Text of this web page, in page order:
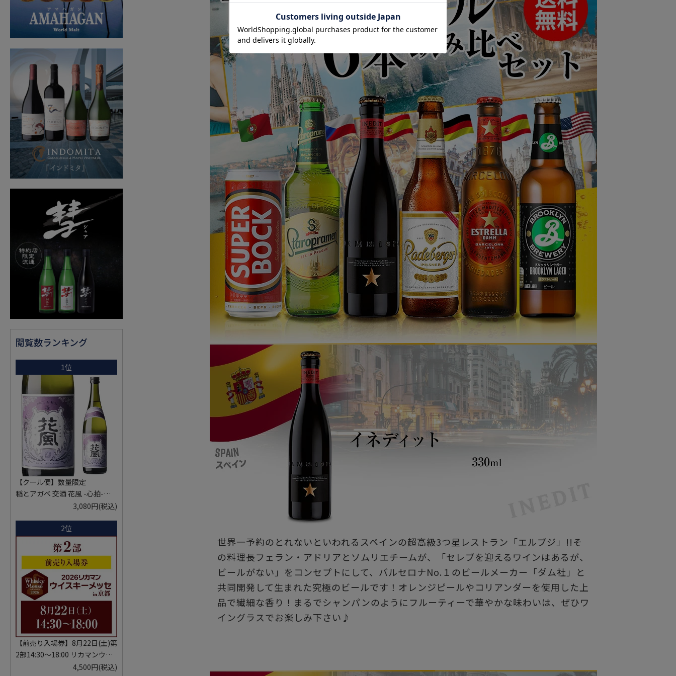
閲覧数ランキング
1位
【クール便】数量限定
稲とアガベ 交酒 花風 -心拍-
KYOTO EDITION 720ml こうし
サケ 秋田県 男鹿市
3,080円(税込)
2位
【前売り入場券】8月22日(土)第
2部14:30～18:00 リカマンウイ
スキーメッセ in京都 2026 1枚
4,500円(税込)
世界一予約のとれないといわれるスペインの超高級3つ星レストラン「エルブジ」!!そ
の料理長フェラン・アドリアとソムリエチームが、「セレブを迎えるワインはあるが、
ビールがない」をコンセプトにして、バルセロナNo.１のビールメーカー「ダム社」と
共同開発して生まれた究極のビールです！オレンジピールやコリアンダーを使用した上
品で繊細な香り！まるでシャンパンのようにフルーティーで華やかな味わいは、ぜひワ
イングラスでお楽しみ下さい♪